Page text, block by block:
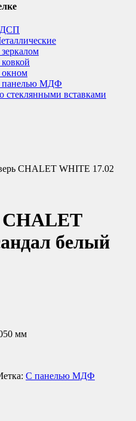
МДФ
стеклянными вставками
CHALET WHITE 17.02
CHALET
белый
мм
С панелью МДФ